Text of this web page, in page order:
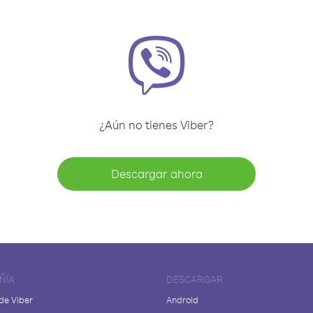
¿Aún no tienes Viber?
Descargar ahora
Viber
DESCARGAR
Android